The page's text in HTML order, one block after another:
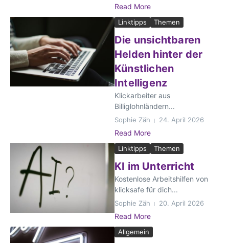
Read More
Linktipps Themen
Die unsichtbaren
Helden hinter der
Künstlichen
Intelligenz
Klickarbeiter aus
Billiglohnländern...
Sophie Zäh 24. April 2026
Read More
Linktipps Themen
KI im Unterricht
Kostenlose Arbeitshilfen von
klicksafe für dich...
Sophie Zäh 20. April 2026
Read More
Allgemein